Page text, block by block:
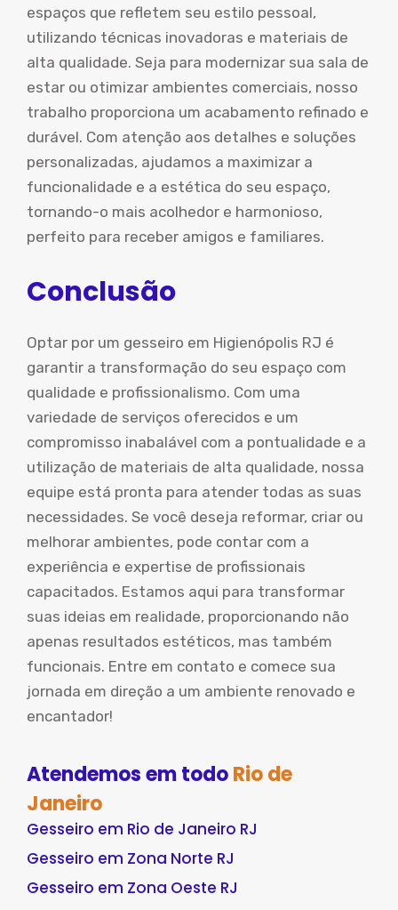
espaços que refletem seu estilo pessoal,
utilizando técnicas inovadoras e materiais de
alta qualidade. Seja para modernizar sua sala de
estar ou otimizar ambientes comerciais, nosso
trabalho proporciona um acabamento refinado e
durável. Com atenção aos detalhes e soluções
personalizadas, ajudamos a maximizar a
funcionalidade e a estética do seu espaço,
tornando-o mais acolhedor e harmonioso,
perfeito para receber amigos e familiares.
Conclusão
Optar por um gesseiro em Higienópolis RJ é
garantir a transformação do seu espaço com
qualidade e profissionalismo. Com uma
variedade de serviços oferecidos e um
compromisso inabalável com a pontualidade e a
utilização de materiais de alta qualidade, nossa
equipe está pronta para atender todas as suas
necessidades. Se você deseja reformar, criar ou
melhorar ambientes, pode contar com a
experiência e expertise de profissionais
capacitados. Estamos aqui para transformar
suas ideias em realidade, proporcionando não
apenas resultados estéticos, mas também
funcionais. Entre em contato e comece sua
jornada em direção a um ambiente renovado e
encantador!
Atendemos em todoRio de
Janeiro
Gesseiro em Rio de Janeiro RJ
Gesseiro em Zona Norte RJ
Gesseiro em Zona Oeste RJ